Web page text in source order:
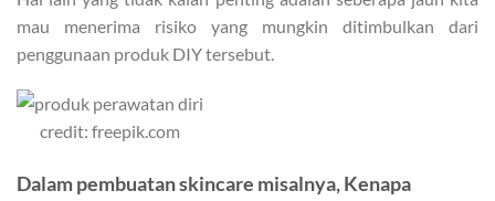
mau menerima risiko yang mungkin ditimbulkan dari
penggunaan produk DIY tersebut.
credit: freepik.com
Dalam pembuatan skincare misalnya, Kenapa